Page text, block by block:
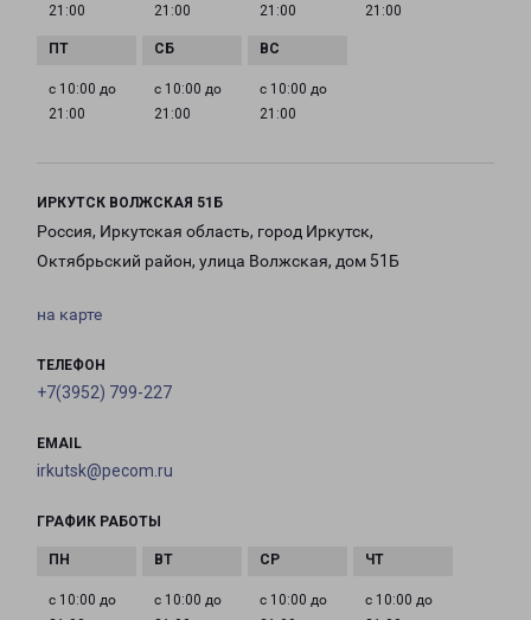
21:00
21:00
21:00
21:00
с 10:00 до
21:00
с 10:00 до
21:00
с 10:00 до
21:00
ИРКУТСК ВОЛЖСКАЯ 51Б
Россия, Иркутская область, город Иркутск,
Октябрьский район, улица Волжская, дом 51Б
на карте
ТЕЛЕФОН
+7(3952) 799-227
EMAIL
irkutsk@pecom.ru
ГРАФИК РАБОТЫ
с 10:00 до
с 10:00 до
с 10:00 до
с 10:00 до